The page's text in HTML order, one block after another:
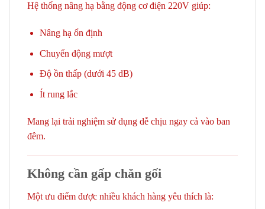
Hệ thống nâng hạ bằng động cơ điện 220V giúp:
Nâng hạ ổn định
Chuyển động mượt
Độ ồn thấp (dưới 45 dB)
Ít rung lắc
Mang lại trải nghiệm sử dụng dễ chịu ngay cả vào ban
đêm.
Không cần gấp chăn gối
Một ưu điểm được nhiều khách hàng yêu thích là: